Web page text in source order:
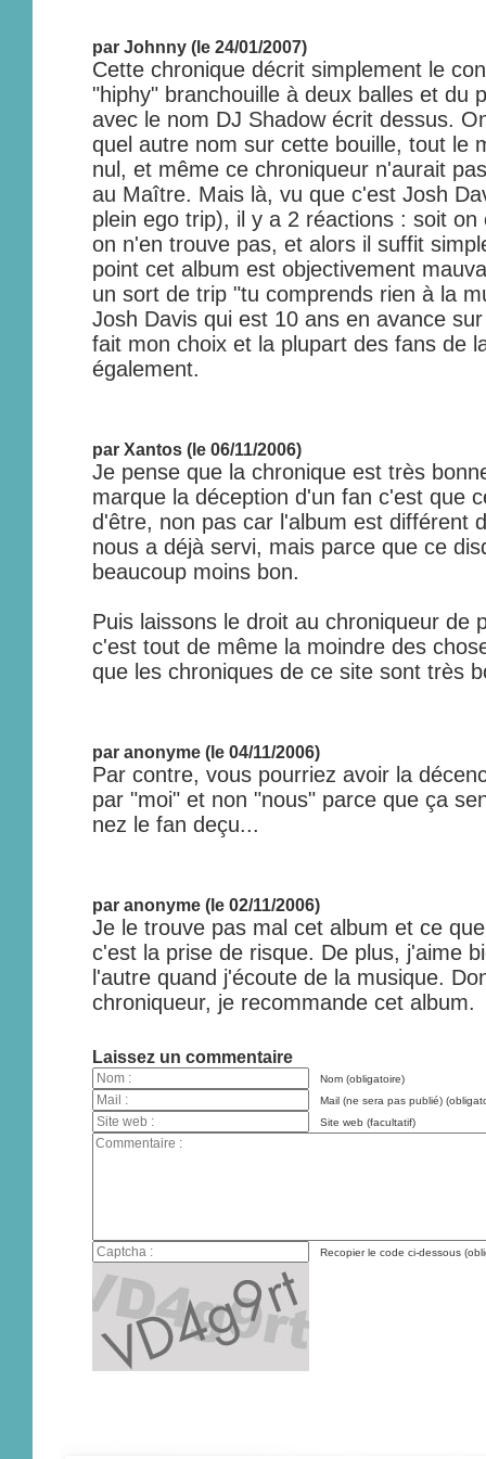
par Johnny (le 24/01/2007)
Cette chronique décrit simplement le
"hiphy" branchouille à deux balles et du
avec le nom DJ Shadow écrit dessus.
quel autre nom sur cette bouille, tout le
nul, et même ce chroniqueur n'aurait
au Maître. Mais là, vu que c'est Josh
plein ego trip), il y a 2 réactions : soit
on n'en trouve pas, et alors il suffit
point cet album est objectivement
un sort de trip "tu comprends rien à la
Josh Davis qui est 10 ans en avance
fait mon choix et la plupart des fans de
également.
par Xantos (le 06/11/2006)
Je pense que la chronique est très
marque la déception d'un fan c'est que
d'être, non pas car l'album est différent
nous a déjà servi, mais parce que ce
beaucoup moins bon.
Puis laissons le droit au chroniqueur de
c'est tout de même la moindre des
que les chroniques de ce site sont très
par anonyme (le 04/11/2006)
Par contre, vous pourriez avoir la
par "moi" et non "nous" parce que ça
nez le fan deçu...
par anonyme (le 02/11/2006)
Je le trouve pas mal cet album et ce
c'est la prise de risque. De plus, j'aime
l'autre quand j'écoute de la musique.
chroniqueur, je recommande cet album.
Laissez un commentaire
Nom (obligatoire)
Mail (ne sera pas publié)
Site web (facultatif)
Recopier le code ci-dessous